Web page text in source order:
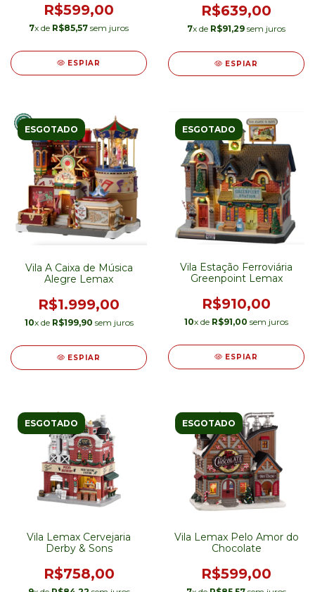
R$599,00
7x de R$85,57 sem juros
ESPIAR
R$639,00
7x de R$91,29 sem juros
ESPIAR
ESGOTADO
Vila A Caixa de Música
Alegre Lemax
R$1.999,00
10x de R$199,90 sem juros
ESPIAR
ESGOTADO
Vila Estação Ferroviária
Greenpoint Lemax
R$910,00
10x de R$91,00 sem juros
ESPIAR
ESGOTADO
Vila Lemax Cervejaria
Derby & Sons
R$758,00
ESGOTADO
Vila Lemax Pelo Amor do
Chocolate
R$599,00